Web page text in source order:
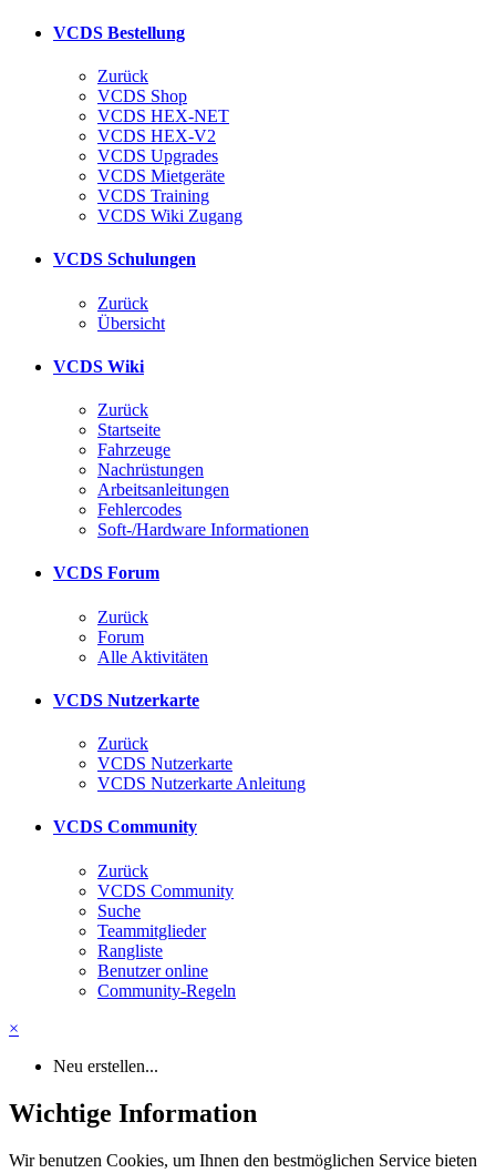
VCDS Bestellung
Zurück
VCDS Shop
VCDS HEX-NET
VCDS HEX-V2
VCDS Upgrades
VCDS Mietgeräte
VCDS Training
VCDS Wiki Zugang
VCDS Schulungen
Zurück
Übersicht
VCDS Wiki
Zurück
Startseite
Fahrzeuge
Nachrüstungen
Arbeitsanleitungen
Fehlercodes
Soft-/Hardware Informationen
VCDS Forum
Zurück
Forum
Alle Aktivitäten
VCDS Nutzerkarte
Zurück
VCDS Nutzerkarte
VCDS Nutzerkarte Anleitung
VCDS Community
Zurück
VCDS Community
Suche
Teammitglieder
Rangliste
Benutzer online
Community-Regeln
×
Neu erstellen...
Wichtige Information
Wir benutzen Cookies, um Ihnen den bestmöglichen Service bieten